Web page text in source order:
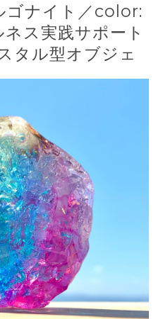
ゴナイト／color:
ス実践サポート
タル型オブジェ